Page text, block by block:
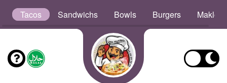
Tacos Sandwichs Bowls Burgers